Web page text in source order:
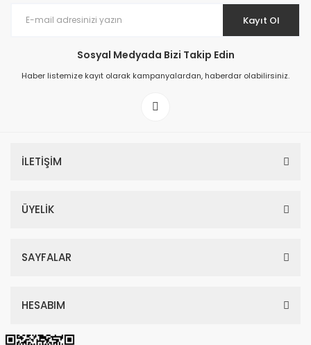
Prime ArtDECO Duvar Kağıdı Tutkalı 500 gr
199,00 TL
Kayıt Ol
Sosyal Medyada Bizi Takip Edin
Haber listemize kayıt olarak kampanyalardan, haberdar olabilirsiniz.
İLETİŞİM
ÜYELİK
SAYFALAR
HESABIM